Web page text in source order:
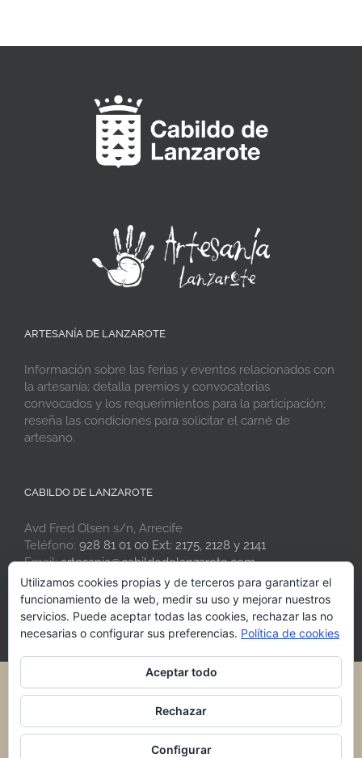
ARTESANÍA DE LANZAROTE
Información sobre las ferias y eventos relacionados con
la artesanía; detalla premios y convocatorias
convocados y los requerimientos para la participación;
reseña las condiciones para solicitar el carné de
artesano.
CABILDO DE LANZAROTE
Avd Fred Olsen s/n, Arrecife
Teléfono: 928 81 01 00 Ext: 2175, 2128 y 2141
Email:artesania@cabildodelanzarote.com
Web:www.artesaniadelanzarote.com
® 2021 Artesania de Lanzarote · Cabildo de Lanzarote
FacebookInstagram
Rss
Utilizamos cookies propias y de terceros para garantizar el
funcionamiento de la web, medir su uso y mejorar nuestros
servicios. Puede aceptar todas las cookies, rechazar las no
necesarias o configurar sus preferencias. Política de cookies
Aceptar todo
Rechazar
Configurar